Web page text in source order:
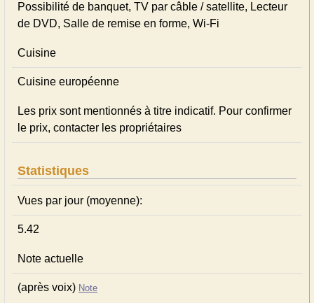
Possibilité de banquet, TV par câble / satellite, Lecteur
de DVD, Salle de remise en forme, Wi-Fi
Cuisine
Cuisine européenne
Les prix sont mentionnés à titre indicatif. Pour confirmer
le prix, contacter les propriétaires
Statistiques
Vues par jour (moyenne):
5.42
Note actuelle
(après voix) Note